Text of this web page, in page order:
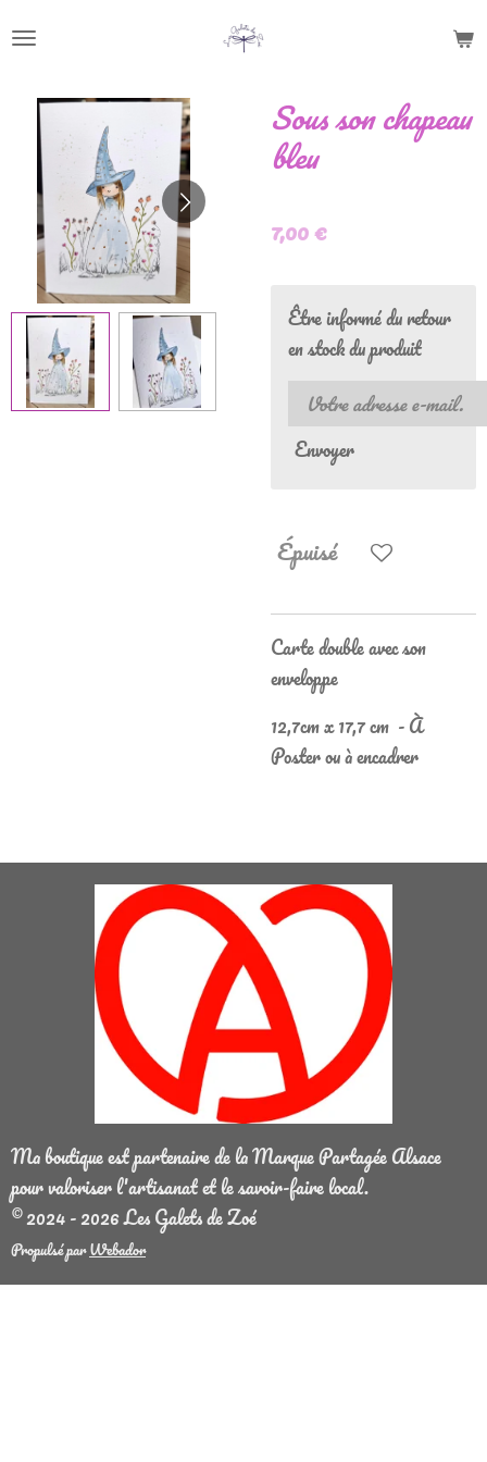
principal
Sous son chapeau
bleu
7,00 €
Être informé du retour
en stock du produit
Envoyer
Épuisé
Carte double avec son
enveloppe
12,7cm x 17,7 cm - À
Poster ou à encadrer
Ma boutique est partenaire de la Marque Partagée Alsace
pour valoriser l'artisanat et le savoir-faire local.
© 2024 - 2026 Les Galets de Zoé
Propulsé parWebador